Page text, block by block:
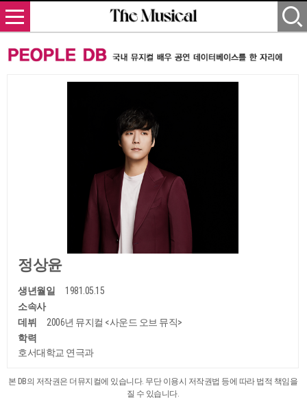
정상윤
생년월일
1981.05.15
소속사
데뷔
2006년 뮤지컬 <사운드 오브 뮤직>
학력
호서대학교 연극과
본 DB의 저작권은 더뮤지컬에 있습니다. 무단 이용시 저작권법 등에 따라 법적 책임을
질 수 있습니다.